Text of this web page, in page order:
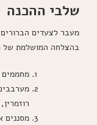
שלבי ההכנה
מעבר לצעדים
בהצלחה המושלמת של
מחממים תנור ל-